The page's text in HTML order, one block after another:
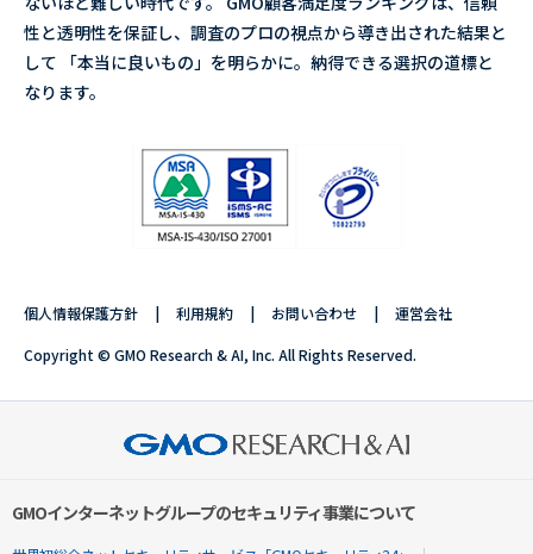
性と透明性を保証し、調査のプロの視点から導き出された結果と
して 「本当に良いもの」を明らかに。納得できる選択の道標と
なります。
個人情報保護方針 利用規約 お問い合わせ 運営会社
Copyright © GMO Research & AI, Inc. All Rights Reserved.
GMOインターネットグループのセキュリティ事業について